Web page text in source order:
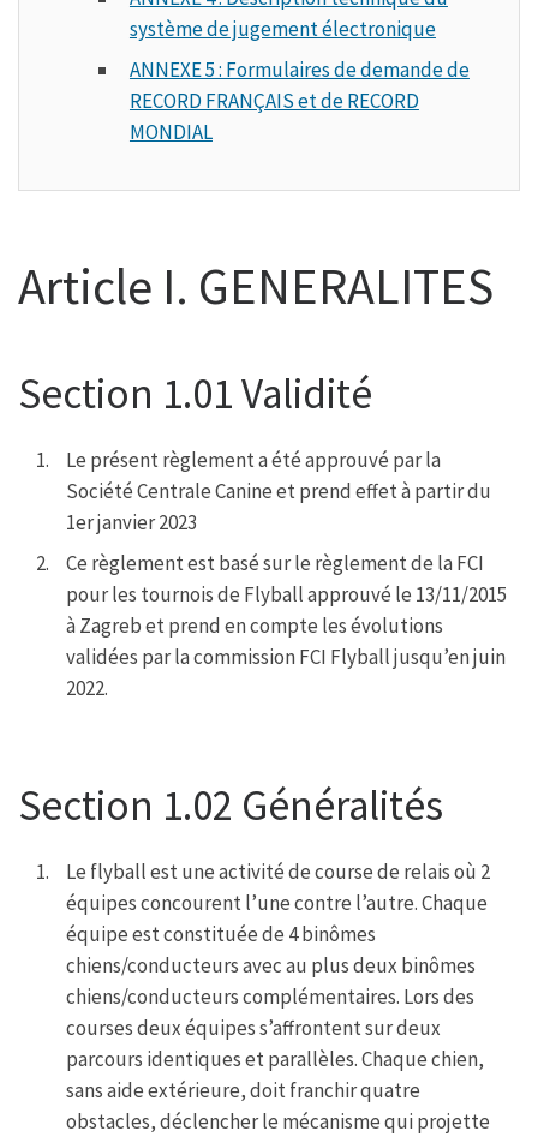
système de jugement électronique
ANNEXE 5 : Formulaires de demande de
RECORD FRANÇAIS et de RECORD
MONDIAL
Article I. GENERALITES
Section 1.01 Validité
Le présent règlement a été approuvé par la
Société Centrale Canine et prend effet à partir du
1er janvier 2023
Ce règlement est basé sur le règlement de la FCI
pour les tournois de Flyball approuvé le 13/11/2015
à Zagreb et prend en compte les évolutions
validées par la commission FCI Flyball jusqu’en juin
2022.
Section 1.02 Généralités
Le flyball est une activité de course de relais où 2
équipes concourent l’une contre l’autre. Chaque
équipe est constituée de 4 binômes
chiens/conducteurs avec au plus deux binômes
chiens/conducteurs complémentaires. Lors des
courses deux équipes s’affrontent sur deux
parcours identiques et parallèles. Chaque chien,
sans aide extérieure, doit franchir quatre
obstacles, déclencher le mécanisme qui projette